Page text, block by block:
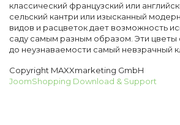
классический французский или
сельский кантри или изысканный
видов и расцветок дает возможность
саду самым разным образом. Эти цветы
до неузнаваемости самый невзрачный
Copyright MAXXmarketing GmbH
JoomShopping Download & Support